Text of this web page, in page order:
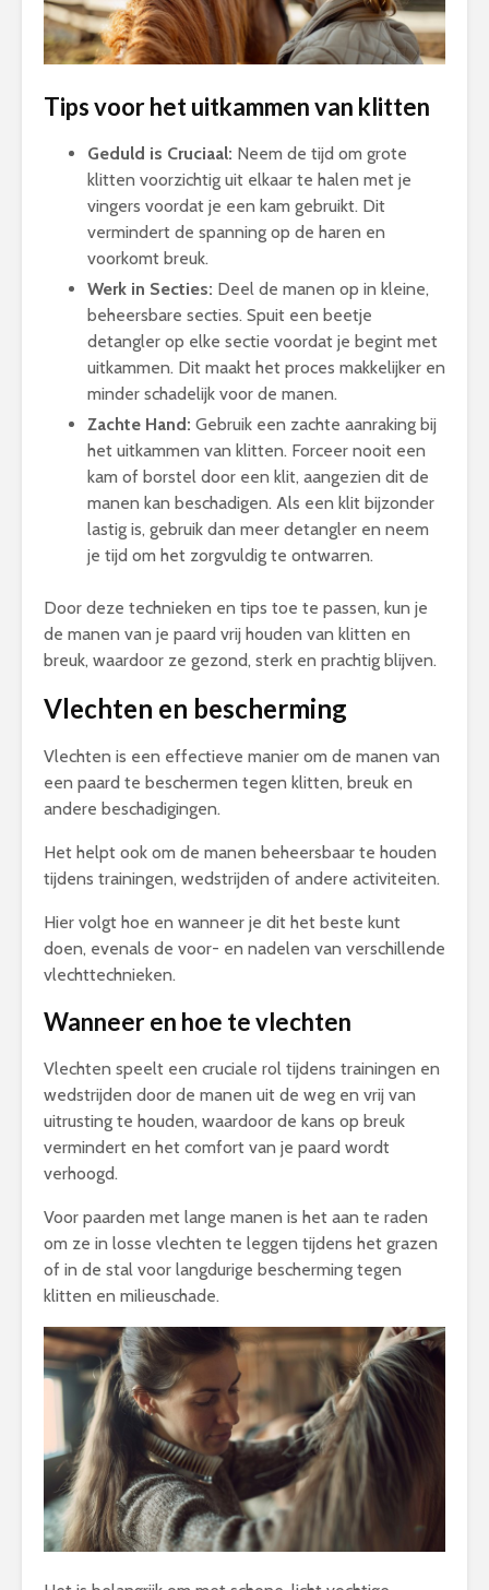
Tips voor het uitkammen van klitten
Geduld is Cruciaal: Neem de tijd om grote
klitten voorzichtig uit elkaar te halen met je
vingers voordat je een kam gebruikt. Dit
vermindert de spanning op de haren en
voorkomt breuk.
Werk in Secties: Deel de manen op in kleine,
beheersbare secties. Spuit een beetje
detangler op elke sectie voordat je begint met
uitkammen. Dit maakt het proces makkelijker en
minder schadelijk voor de manen.
Zachte Hand: Gebruik een zachte aanraking bij
het uitkammen van klitten. Forceer nooit een
kam of borstel door een klit, aangezien dit de
manen kan beschadigen. Als een klit bijzonder
lastig is, gebruik dan meer detangler en neem
je tijd om het zorgvuldig te ontwarren.
Door deze technieken en tips toe te passen, kun je
de manen van je paard vrij houden van klitten en
breuk, waardoor ze gezond, sterk en prachtig blijven.
Vlechten en bescherming
Vlechten is een effectieve manier om de manen van
een paard te beschermen tegen klitten, breuk en
andere beschadigingen.
Het helpt ook om de manen beheersbaar te houden
tijdens trainingen, wedstrijden of andere activiteiten.
Hier volgt hoe en wanneer je dit het beste kunt
doen, evenals de voor- en nadelen van verschillende
vlechttechnieken.
Wanneer en hoe te vlechten
Vlechten speelt een cruciale rol tijdens trainingen en
wedstrijden door de manen uit de weg en vrij van
uitrusting te houden, waardoor de kans op breuk
vermindert en het comfort van je paard wordt
verhoogd.
Voor paarden met lange manen is het aan te raden
om ze in losse vlechten te leggen tijdens het grazen
of in de stal voor langdurige bescherming tegen
klitten en milieuschade.